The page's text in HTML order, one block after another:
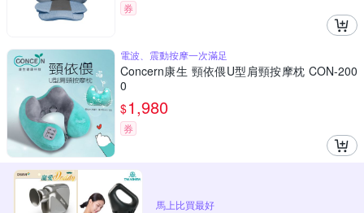
券
電波、震動按摩一次滿足
Concern康生 頸依偎U型肩頸按摩枕 CON-200
0
$1,980
券
馬上比買最好